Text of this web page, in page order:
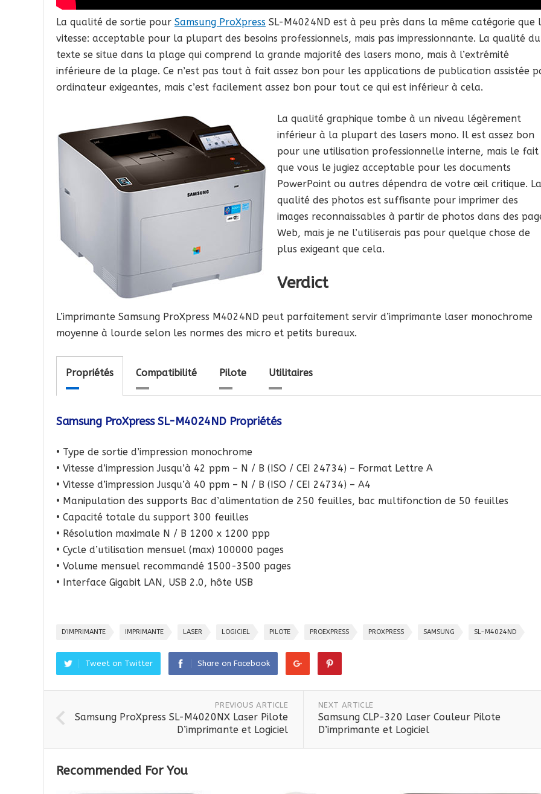
La qualité de sortie pour Samsung ProXpress SL-M4024ND est à peu près dans la même catégorie que
vitesse: acceptable pour la plupart des besoins professionnels, mais pas impressionnante. La qualité du
texte se situe dans la plage qui comprend la grande majorité des lasers mono, mais à l’extrémité
inférieure de la plage. Ce n’est pas tout à fait assez bon pour les applications de publication assistée
ordinateur exigeantes, mais c’est facilement assez bon pour tout ce qui est inférieur à cela.
La qualité graphique tombe à un niveau légèrement
inférieur à la plupart des lasers mono. Il est assez bon
pour une utilisation professionnelle interne, mais le fait
que vous le jugiez acceptable pour les documents
PowerPoint ou autres dépendra de votre œil critique. La
qualité des photos est suffisante pour imprimer des
images reconnaissables à partir de photos dans des
Web, mais je ne l’utiliserais pas pour quelque chose de
plus exigeant que cela.
Verdict
L’imprimante Samsung ProXpress M4024ND peut parfaitement servir d’imprimante laser monochrome
moyenne à lourde selon les normes des micro et petits bureaux.
Propriétés Compatibilité Pilote Utilitaires
Samsung ProXpress SL-M4024ND Propriétés
• Type de sortie d’impression monochrome
• Vitesse d’impression Jusqu’à 42 ppm – N / B (ISO / CEI 24734) – Format Lettre A
• Vitesse d’impression Jusqu’à 40 ppm – N / B (ISO / CEI 24734) – A4
• Manipulation des supports Bac d’alimentation de 250 feuilles, bac multifonction de 50 feuilles
• Capacité totale du support 300 feuilles
• Résolution maximale N / B 1200 x 1200 ppp
• Cycle d’utilisation mensuel (max) 100000 pages
• Volume mensuel recommandé 1500-3500 pages
• Interface Gigabit LAN, USB 2.0, hôte USB
D’IMPRIMANTE IMPRIMANTE LASER LOGICIEL PILOTE PROEXPRESS PROXPRESS SAMSUNG SL-M4024ND
Tweet on Twitter Share on Facebook
PREVIOUS ARTICLE
Samsung ProXpress SL-M4020NX Laser Pilote
D’imprimante et Logiciel
NEXT ARTICLE
Samsung CLP-320 Laser Couleur Pilote
D’imprimante et Logiciel
Recommended For You